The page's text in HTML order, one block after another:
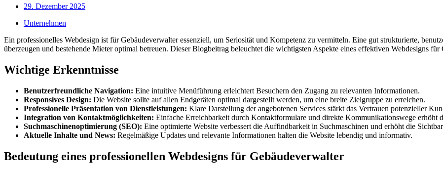
29. Dezember 2025
Unternehmen
Ein professionelles Webdesign ist für Gebäudeverwalter essenziell, um Seriosität und Kompetenz zu vermitteln. Eine gut strukturierte,
überzeugen und bestehende Mieter optimal betreuen. Dieser Blogbeitrag beleuchtet die wichtigsten Aspekte eines effektiven Webdesigns
Wichtige Erkenntnisse
Benutzerfreundliche Navigation: Eine intuitive Menüführung erleichtert Besuchern den Zugang zu relevanten Informationen.
Responsives Design: Die Website sollte auf allen Endgeräten optimal dargestellt werden, um eine breite Zielgruppe zu erreichen.
Professionelle Präsentation von Dienstleistungen: Klare Darstellung der angebotenen Services stärkt das Vertrauen potenzieller
Integration von Kontaktmöglichkeiten: Einfache Erreichbarkeit durch Kontaktformulare und direkte Kommunikationswege erhöht
Suchmaschinenoptimierung (SEO): Eine optimierte Website verbessert die Auffindbarkeit in Suchmaschinen und erhöht die
Aktuelle Inhalte und News: Regelmäßige Updates und relevante Informationen halten die Website lebendig und informativ.
Bedeutung eines professionellen Webdesigns für Gebäudeverwalter